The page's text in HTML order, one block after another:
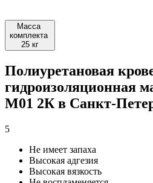
Масса
комплекта
25 кг
Полиуретановая
гидроизоляционная
М01 2К в Санкт-
5
Не имеет запаха
Высокая адгезия
Высокая вязкость